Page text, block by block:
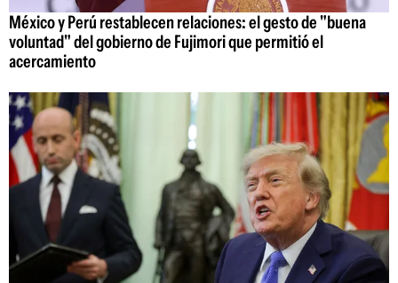
México y Perú restablecen relaciones: el gesto de "buena
voluntad" del gobierno de Fujimori que permitió el
acercamiento